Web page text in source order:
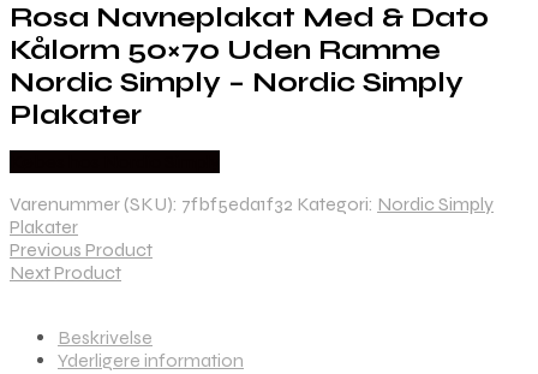
Rosa Navneplakat Med & Dato
Kålorm 50×70 Uden Ramme
Nordic Simply – Nordic Simply
Plakater
Varenummer (SKU): 7fbf5eda1f32 Kategori: Nordic Simply
Plakater
Previous Product
Next Product
Beskrivelse
Yderligere information